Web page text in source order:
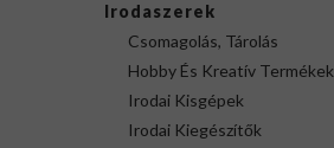
Irodaszerek
Csomagolás, Tárolás
Hobby És Kreatív Termékek
Irodai Kisgépek
Irodai Kiegészítők